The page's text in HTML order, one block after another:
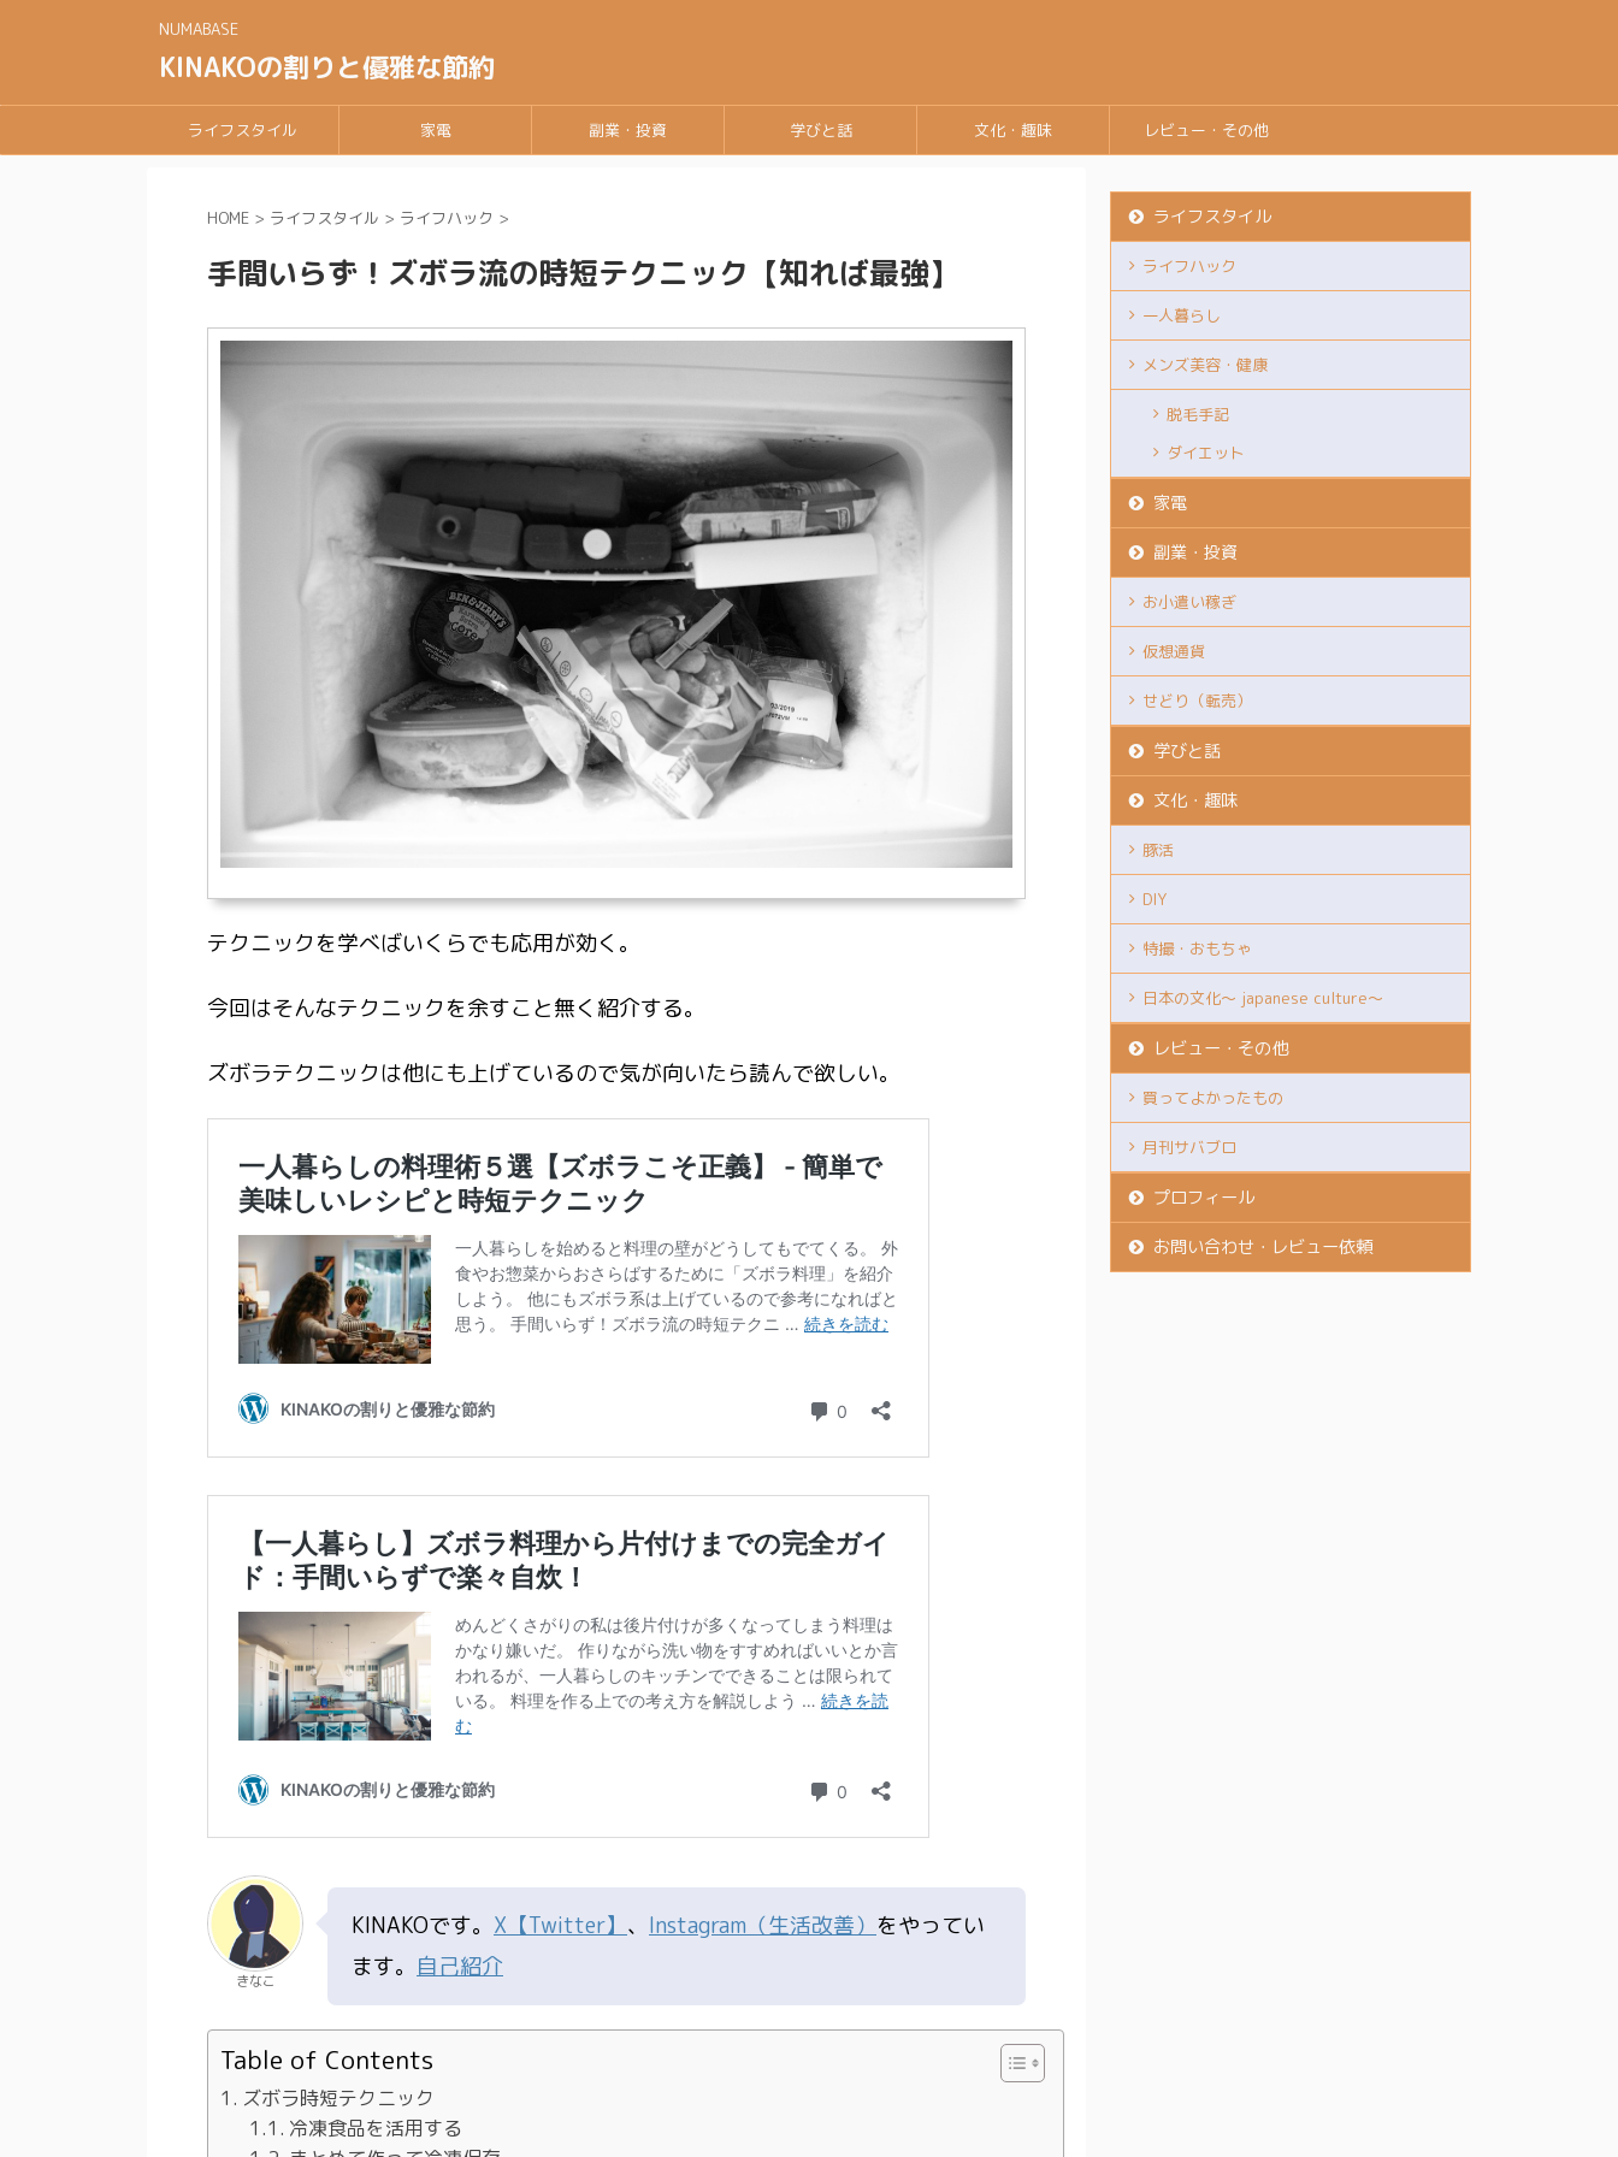
NUMABASE
KINAKOの割りと優雅な節約
ライフスタイル 家電 副業・投資 学びと話 文化・趣味 レビュー・その他
HOME > ライフスタイル > ライフハック >
手間いらず！ズボラ流の時短テクニック【知れば最強】
テクニックを学べばいくらでも応用が効く。
今回はそんなテクニックを余すこと無く紹介する。
ズボラテクニックは他にも上げているので気が向いたら読んで欲しい。
きなこ
KINAKOです。 X【Twitter】 、 Instagram（生活改善） をやってい
ます。 自己紹介
Table of Contents
ズボラ時短テクニック
冷凍食品を活用する
ライフスタイル
ライフハック
一人暮らし
メンズ美容・健康
脱毛手記
ダイエット
家電
副業・投資
お小遣い稼ぎ
仮想通貨
せどり（転売）
学びと話
文化・趣味
豚活
DIY
特撮・おもちゃ
日本の文化～ japanese culture～
レビュー・その他
買ってよかったもの
月刊サバブロ
プロフィール
お問い合わせ・レビュー依頼